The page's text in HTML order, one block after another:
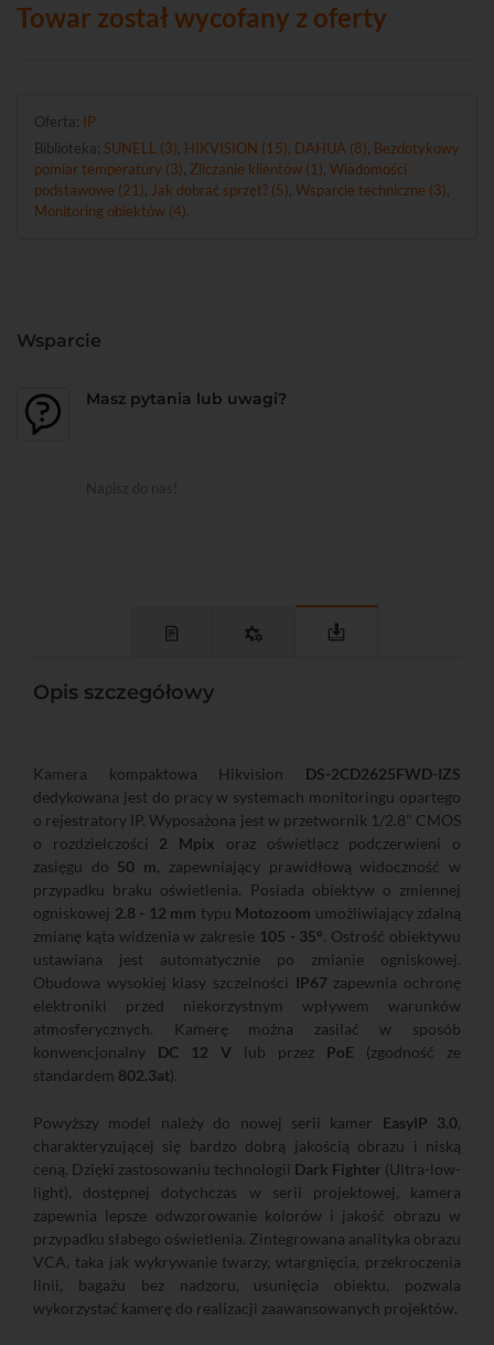
Towar został wycofany z oferty
Oferta: IP
Biblioteka: SUNELL (3) HIKVISION (15) DAHUA (8) Bezdotykowy
pomiar temperatury (3) Zliczanie klientów (1) Wiadomości
podstawowe (21)
Jak dobrać sprzęt? (5) Wsparcie techniczne (3)
Monitoring obiektów (4)
Wsparcie
Masz pytania lub uwagi?
Opis szczegółowy
Kamera kompaktowa Hikvision DS-2CD2625FWD-IZS
dedykowana jest do pracy w systemach monitoringu opartego
o rejestratory IP. Wyposażona jest w przetwornik 1/2.8" CMOS
o rozdzielczości 2 Mpix oraz oświetlacz podczerwieni o
zasięgu do 50 m, zapewniający prawidłową widoczność w
przypadku braku oświetlenia. Posiada obiektyw o zmiennej
ogniskowej 2.8 - 12 mm typu Motozoom umożliwiający zdalną
zmianę kąta widzenia w zakresie 105 - 35°. Ostrość obiektywu
ustawiana jest automatycznie po zmianie ogniskowej.
Obudowa wysokiej klasy szczelności IP67 zapewnia ochronę
elektroniki przed niekorzystnym wpływem warunków
atmosferycznych. Kamerę można zasilać w sposób
konwencjonalny DC 12 V lub przez PoE (zgodność ze
standardem 802.3at).
Powyższy model należy do nowej serii kamer EasyIP 3.0,
charakteryzującej się bardzo dobrą jakością obrazu i niską
ceną. Dzięki zastosowaniu technologii Dark Fighter (Ultra-low-
light), dostępnej dotychczas w serii projektowej, kamera
zapewnia lepsze odwzorowanie kolorów i jakość obrazu w
przypadku słabego oświetlenia. Zintegrowana analityka obrazu
VCA, taka jak wykrywanie twarzy, wtargnięcia, przekroczenia
linii, bagażu bez nadzoru, usunięcia obiektu, pozwala
wykorzystać kamerę do realizacji zaawansowanych projektów.